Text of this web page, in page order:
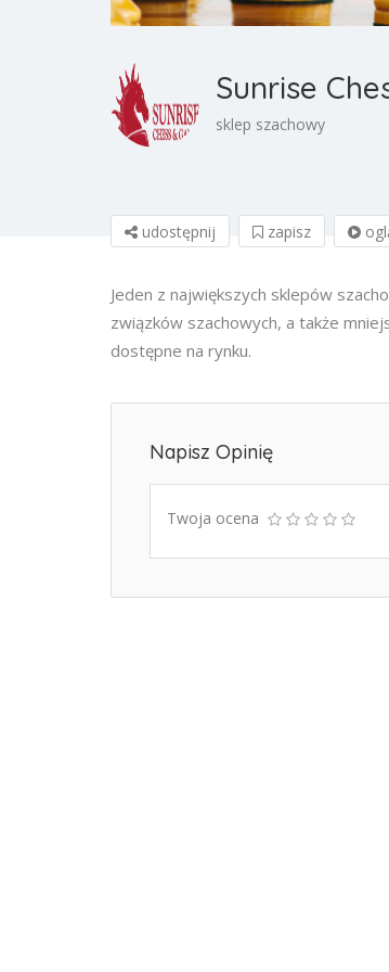
Sunrise
sklep szachowy
udostępnij zapisz
Jeden z największych sklepów
związków szachowych, a także
dostępne na rynku.
Napisz Opinię
Twoja ocena